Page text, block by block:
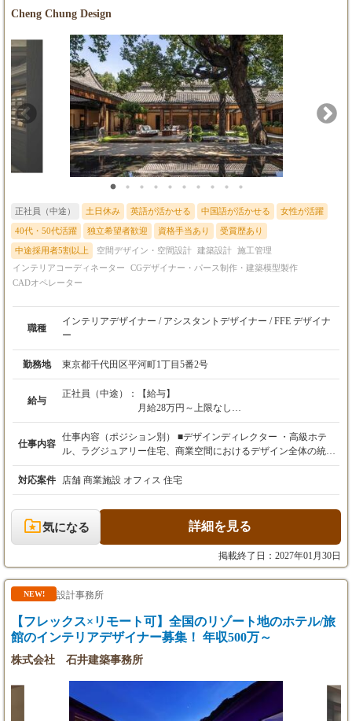
Cheng Chung Design
正社員（中途） 土日休み 英語が活かせる 中国語が活かせる 女性が活躍
40代・50代活躍 独立希望者歓迎 資格手当あり 受賞歴あり
中途採用者5割以上 空間デザイン・空間設計 建築設計 施工管理
インテリアコーディネーター
CGデザイナー・パース制作・建築模型製作
CADオペレーター
職種
インテリアデザイナー / アシスタントデザイナー / FFE デザイナ
ー
勤務地 東京都千代田区平河町1丁目5番2号
給与
正社員（中途）：
【給与】
月給28万円～上限なし
※経験・スキルを考慮の上、決定します。
【試用期間】
あり（本採用時と条件変更なし）
仕事内容
仕事内容（ポジション別） ■デザインディレクター ・高級ホテ
ル、ラグジュアリー住宅、商業空間におけるデザイン全体の統括
・コンセプト立案およびデザイン方針の策定 ・クライアントへの
提案・プレゼンテーションの主導 ・プロジェクト全体の品質・ス
ケジュール・コスト管理 ・日本および海外拠点との連携によるプ
ロジェクト推進 ・チームマネジメント（指導・評価・育成） ■シ
ニアデザイナー ・高級ホテル、ラグジュアリー住宅、商業空間の
設計業務全般を担当 ・コンセプトに基づく空間デザインの具体化
（基本〜実施設計） ・クライアントとの打ち合わせおよび設計提
案 ・プロジェクトの進行管理および関係各所との調整 ・海外拠
点との設計連携・調整業務 ・ジュニアデザイナーの指導・サポー
ト ■デザイナー ・高級ホテル、ラグジュアリー住宅、商業空間に
・パース・プレゼン資料の作成サポート ・マテリアル選定・サン
プル管理補助 ・社内外メンバーとの基本的な調整業務
対応案件 店舗 商業施設 オフィス 住宅
気になる 詳細を見る
掲載終了日：2027年01月30日
NEW! 設計事務所
【フレックス×リモート可】全国のリゾート地のホテル/旅
館のインテリアデザイナー募集！ 年収500万～
株式会社 石井建築事務所